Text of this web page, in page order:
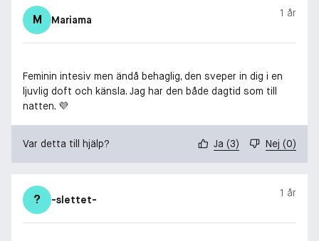
M Mariama
1 år
Feminin intesiv men ändå behaglig, den sveper in dig i en
ljuvlig doft och känsla. Jag har den både dagtid som till
natten. 💜
Var detta till hjälp? Ja (3) Nej (0)
? -slettet-
1 år